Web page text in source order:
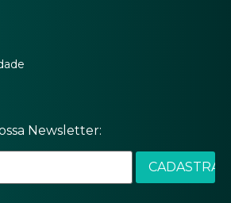
Newsletter: